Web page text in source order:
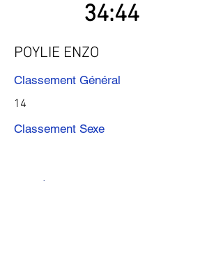
34:44
POYLIE ENZO
Classement Général
14
Classement Sexe
Précédent